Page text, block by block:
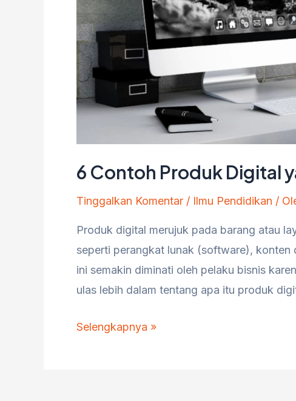
6 Contoh Produk Digital
Tinggalkan Komentar / Ilmu Pendidikan /
Produk digital merujuk pada barang atau
seperti perangkat lunak (software),
ini semakin diminati oleh pelaku bisnis
ulas lebih dalam tentang apa itu produk
6
Selengkapnya »